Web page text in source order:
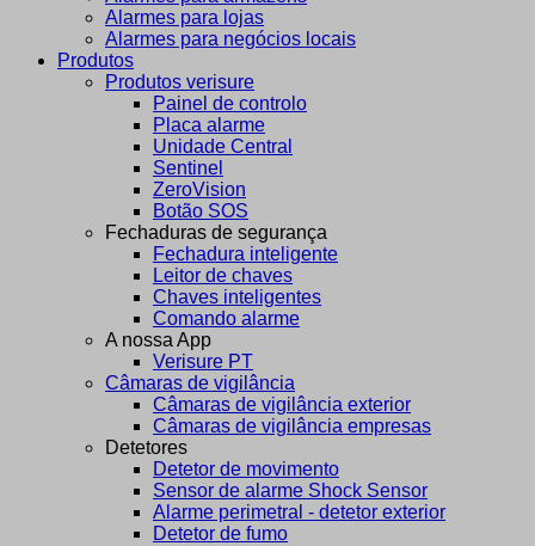
Alarmes para lojas
Alarmes para negócios locais
Produtos
Produtos verisure
Painel de controlo
Placa alarme
Unidade Central
Sentinel
ZeroVision
Botão SOS
Fechaduras de segurança
Fechadura inteligente
Leitor de chaves
Chaves inteligentes
Comando alarme
A nossa App
Verisure PT
Câmaras de vigilância
Câmaras de vigilância exterior
Câmaras de vigilância empresas
Detetores
Detetor de movimento
Sensor de alarme Shock Sensor
Alarme perimetral - detetor exterior
Detetor de fumo